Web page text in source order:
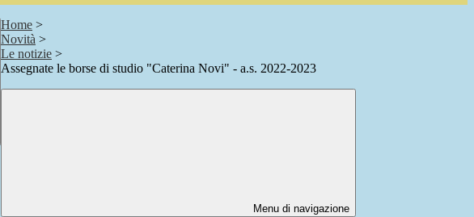
Home >
Novità >
Le notizie >
Assegnate le borse di studio "Caterina Novi" - a.s. 2022-2023
Menu di navigazione